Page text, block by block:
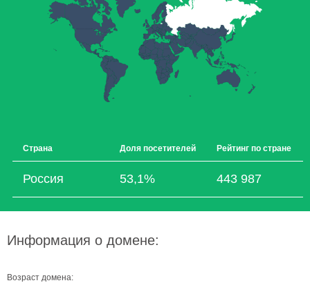
Страна Доля посетителей Рейтинг по стране
Россия 53,1% 443 987
Информация о домене:
Возраст домена: